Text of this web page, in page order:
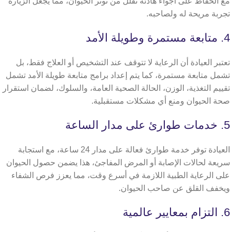
تجربة مريحة له ولصاحبه.
4. متابعة مستمرة وطويلة الأمد
تعتبر العيادة أن الرعاية لا تتوقف عند التشخيص أو العلاج فقط، بل
تشمل متابعة مستمرة، كما يتم إعداد برامج متابعة طويلة الأمد تشمل
تقييم التغذية، الوزن، الحالة الصحية العامة، والسلوك، لضمان استقرار
صحة الحيوان ومنع أي مشكلات مستقبلية.
5. خدمات طوارئ على مدار الساعة
العيادة توفر خدمة طوارئ فعالة على مدار 24 ساعة، مع استجابة
سريعة لحالات الإصابة أو المرض المفاجئ، هذا يضمن حصول الحيوان
على الرعاية الطبية اللازمة في أسرع وقت، مما يعزز فرص الشفاء
ويخفف القلق عن صاحب الحيوان.
6. التزام بمعايير عالمية